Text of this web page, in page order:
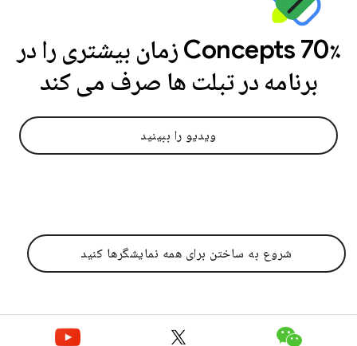
Concepts 70٪ زمان بیشتری را در
برنامه در تبلت ها صرف می کند
ویدیو را ببینید
شروع به ساختن برای همه نمایشگرها کنید